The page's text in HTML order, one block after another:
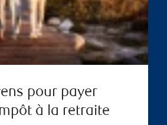
pour payer
à la retraite